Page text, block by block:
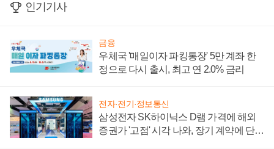
인기기사
금융
우체국 '매일이자 파킹통장' 5만 계좌 한
정으로 다시 출시, 최고 연 2.0% 금리
전자·전기·정보통신
삼성전자 SK하이닉스 D램 가격에 해외
증권가 '고점' 시각 나와, 장기 계약에 단점